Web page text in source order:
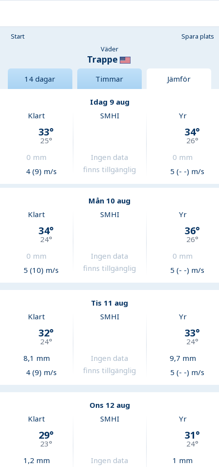
Start
Spara plats
Väder
Trappe
14 dagar Timmar Jämför
Idag 9 aug
Klart
33°
25°
0 mm
4 (9) m/s
SMHI
Ingen data
finns tillgänglig
Yr
34°
26°
0 mm
5 (- -) m/s
Mån 10 aug
Klart
34°
24°
0 mm
5 (10) m/s
SMHI
Ingen data
finns tillgänglig
Yr
36°
26°
0 mm
5 (- -) m/s
Tis 11 aug
Klart
32°
24°
8,1 mm
4 (9) m/s
SMHI
Ingen data
finns tillgänglig
Yr
33°
24°
9,7 mm
5 (- -) m/s
Ons 12 aug
Klart
29°
23°
1,2 mm
SMHI
Ingen data
Yr
31°
24°
1 mm